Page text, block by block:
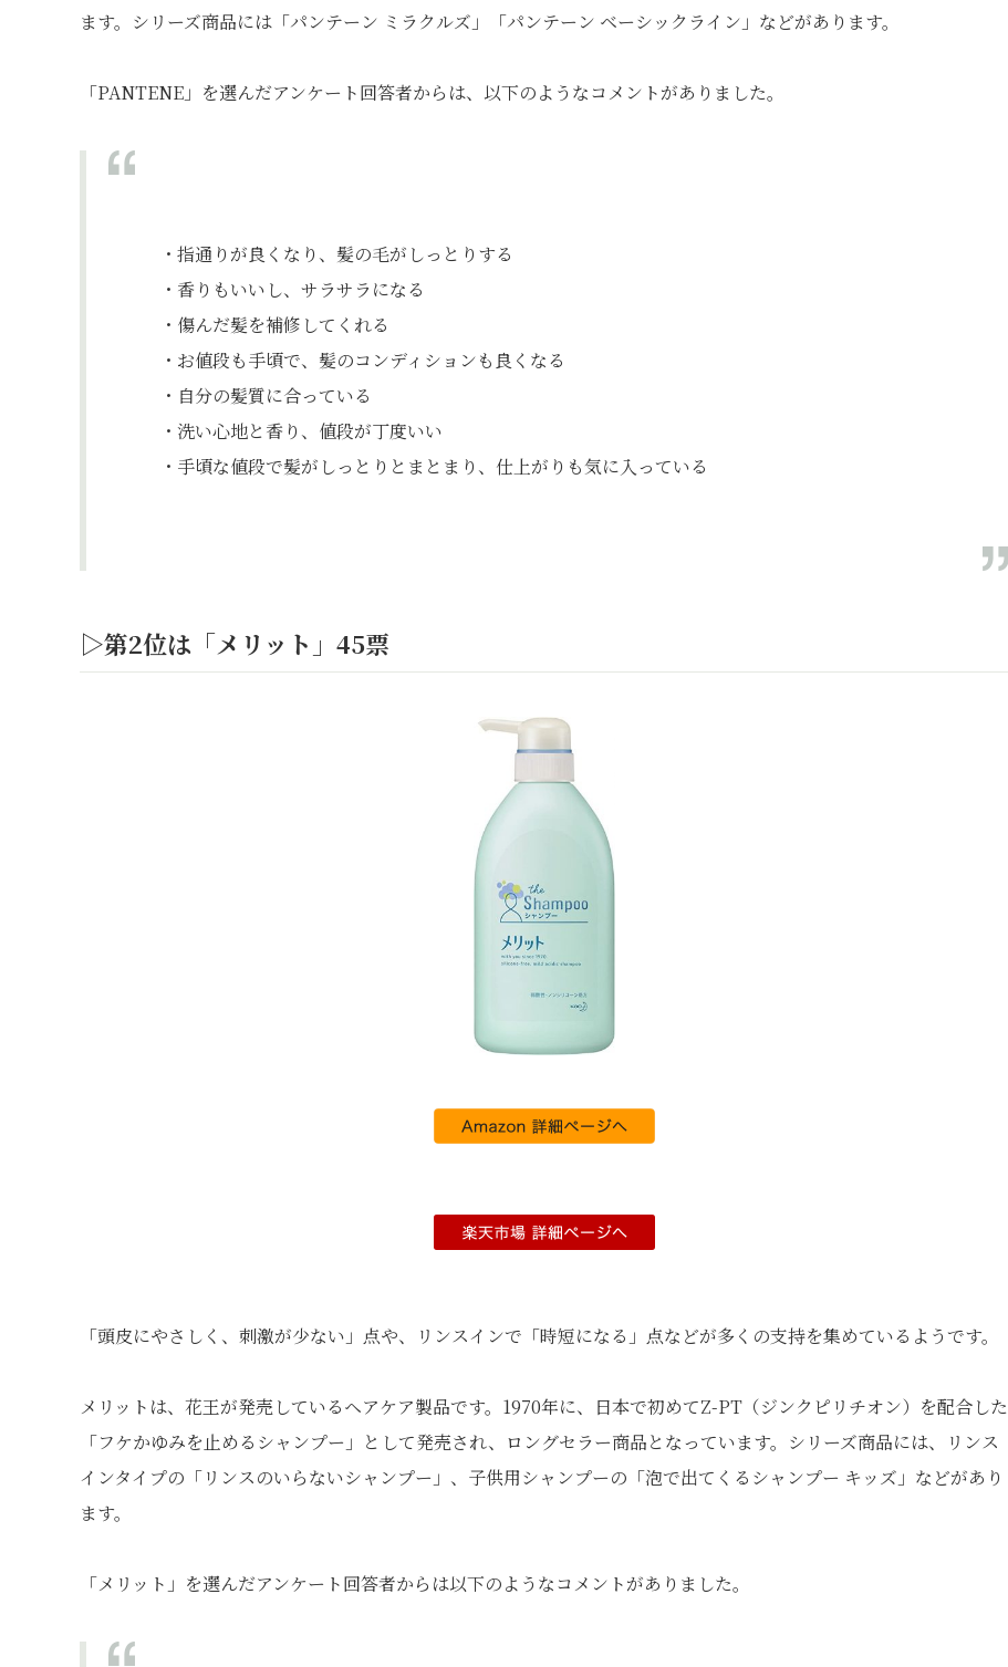
ます。シリーズ商品には「パンテーン ミラクルズ」「パンテーン ベーシックライン」などがあります。
「PANTENE」を選んだアンケート回答者からは、以下のようなコメントがありました。
・指通りが良くなり、髪の毛がしっとりする
・香りもいいし、サラサラになる
・傷んだ髪を補修してくれる
・お値段も手頃で、髪のコンディションも良くなる
・自分の髪質に合っている
・洗い心地と香り、値段が丁度いい
・手頃な値段で髪がしっとりとまとまり、仕上がりも気に入っている
▷第2位は「メリット」45票
「頭皮にやさしく、刺激が少ない」点や、リンスインで「時短になる」点などが多くの支持を集めているようです。
メリットは、花王が発売しているヘアケア製品です。1970年に、日本で初めてZ-PT（ジンクピリチオン）を配合した
「フケかゆみを止めるシャンプー」として発売され、ロングセラー商品となっています。シリーズ商品には、リンス
インタイプの「リンスのいらないシャンプー」、子供用シャンプーの「泡で出てくるシャンプー キッズ」などがあり
ます。
「メリット」を選んだアンケート回答者からは以下のようなコメントがありました。